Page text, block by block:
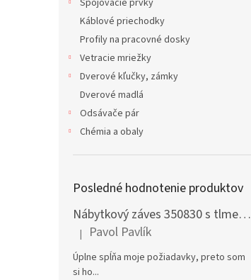
Spojovacie prvky
Káblové priechodky
Profily na pracovné dosky
Vetracie mriežky
Dverové kľučky, zámky
Dverové madlá
Odsávače pár
Chémia a obaly
Posledné hodnotenie produktov
Nábytkový záves 350830 s tlmením naložený + podložka H0 na vrut
Hodnotenie produktu je 5 z 5 hviezdičiek.
| Pavol Pavlík
Úplne spĺňa moje požiadavky, preto som
si ho...